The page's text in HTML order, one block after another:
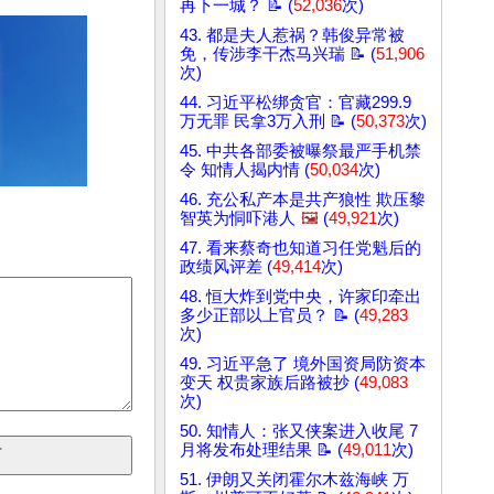
再下一城？ 📝 (52,036次)
43. 都是夫人惹祸？韩俊异常被
免，传涉李干杰马兴瑞 📝 (51,906
次)
44. 习近平松绑贪官：官藏299.9
万无罪 民拿3万入刑 📝 (50,373次)
45. 中共各部委被曝祭最严手机禁
令 知情人揭内情 (50,034次)
46. 充公私产本是共产狼性 欺压黎
智英为恫吓港人 🖼️ (49,921次)
47. 看来蔡奇也知道习任党魁后的
政绩风评差 (49,414次)
48. 恒大炸到党中央，许家印牵出
多少正部以上官员？ 📝 (49,283
次)
49. 习近平急了 境外国资局防资本
变天 权贵家族后路被抄 (49,083
次)
50. 知情人：张又侠案进入收尾 7
月将发布处理结果 📝 (49,011次)
51. 伊朗又关闭霍尔木兹海峡 万